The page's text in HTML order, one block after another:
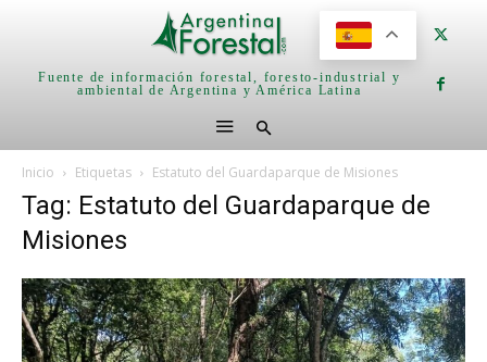
Fuente de información forestal, foresto-industrial y
ambiental de Argentina y América Latina
Inicio Etiquetas Estatuto del Guardaparque de Misiones
Tag: Estatuto del Guardaparque de
Misiones